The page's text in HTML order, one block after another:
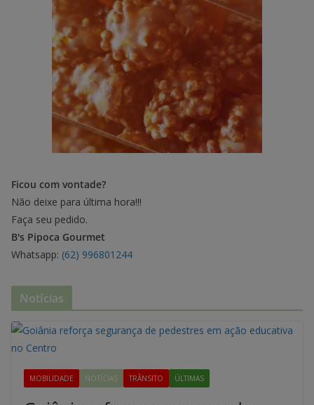
Ficou com vontade?
Não deixe para última hora!!!
Faça seu pedido.
B's Pipoca Gourmet
Whatsapp: (62) 996801244
Notícias
MOBILIDADE NOTÍCIAS TRÂNSITO ÚLTIMAS